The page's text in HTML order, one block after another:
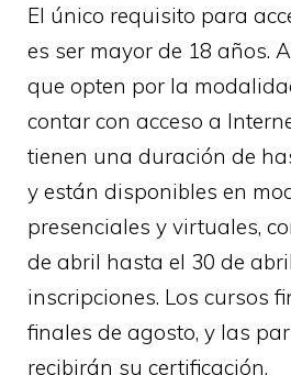
El único requisito para
es ser mayor de 18 años.
que opten por la
contar con acceso a
tienen una duración de
y están disponibles en
presenciales y virtuales,
de abril hasta el 30 de
inscripciones. Los cursos
finales de agosto, y las
recibirán su certificación.